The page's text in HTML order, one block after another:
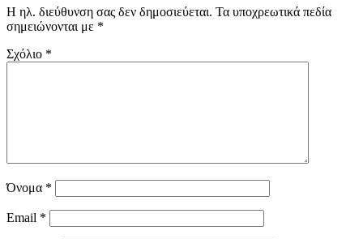
Η ηλ. διεύθυνση σας δεν δημοσιεύεται. Τα υποχρεωτικά πεδία
σημειώνονται με *
Σχόλιο *
Όνομα *
Email *